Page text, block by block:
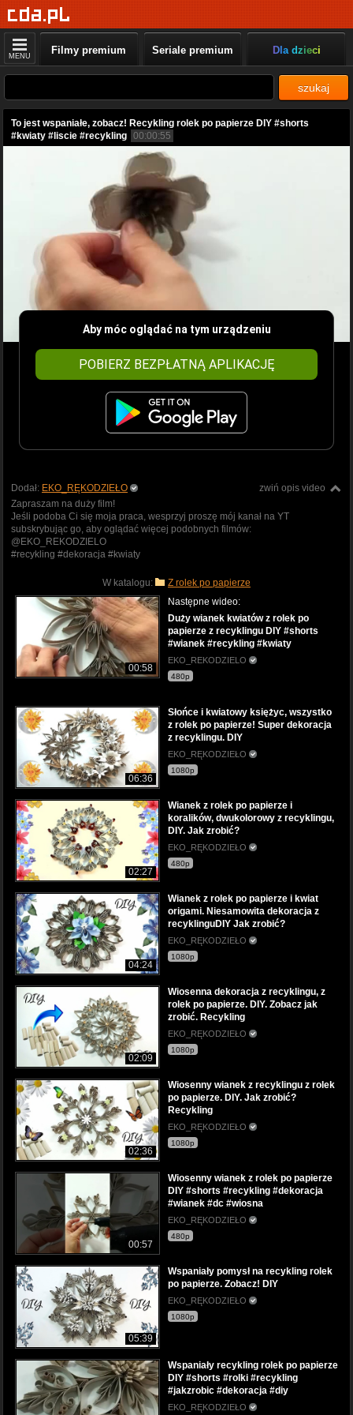
MENU Filmy premium Seriale premium Dla dzieci
szukaj
To jest wspaniałe, zobacz! Recykling rolek po papierze DIY #shorts
#kwiaty #liscie #recykling 00:00:55
Aby móc oglądać na tym urządzeniu
POBIERZ BEZPŁATNĄ APLIKACJĘ
zwiń opis video
Dodał: EKO_RĘKODZIEŁO
Zapraszam na duży film!
Jeśli podoba Ci się moja praca, wesprzyj proszę mój kanał na YT
subskrybując go, aby oglądać więcej podobnych filmów:
@EKO_REKODZIELO
#recykling #dekoracja #kwiaty
W katalogu: Z rolek po papierze
00:58
Następne wideo:
Duży wianek kwiatów z rolek po
papierze z recyklingu DIY #shorts
#wianek #recykling #kwiaty
EKO_REKODZIELO
480p
06:36
Słońce i kwiatowy księżyc, wszystko
z rolek po papierze! Super dekoracja
z recyklingu. DIY
EKO_RĘKODZIEŁO
1080p
02:27
Wianek z rolek po papierze i
koralików, dwukolorowy z recyklingu,
DIY. Jak zrobić?
EKO_RĘKODZIEŁO
480p
04:24
Wianek z rolek po papierze i kwiat
origami. Niesamowita dekoracja z
recyklinguDIY Jak zrobić?
EKO_RĘKODZIEŁO
1080p
02:09
Wiosenna dekoracja z recyklingu, z
rolek po papierze. DIY. Zobacz jak
zrobić. Recykling
EKO_RĘKODZIEŁO
1080p
02:36
Wiosenny wianek z recyklingu z rolek
po papierze. DIY. Jak zrobić?
Recykling
EKO_RĘKODZIEŁO
1080p
00:57
Wiosenny wianek z rolek po papierze
DIY #shorts #recykling #dekoracja
#wianek #dc #wiosna
EKO_RĘKODZIEŁO
480p
05:39
Wspaniały pomysł na recykling rolek
po papierze. Zobacz! DIY
EKO_RĘKODZIEŁO
1080p
Wspaniały recykling rolek po papierze
DIY #shorts #rolki #recykling
#jakzrobic #dekoracja #diy
EKO_RĘKODZIEŁO